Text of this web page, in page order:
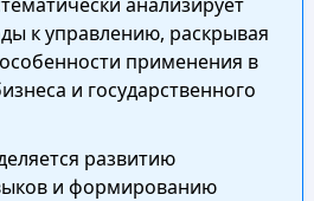
к управлению, раскрывая
применения в
и государственного
развитию
и формированию